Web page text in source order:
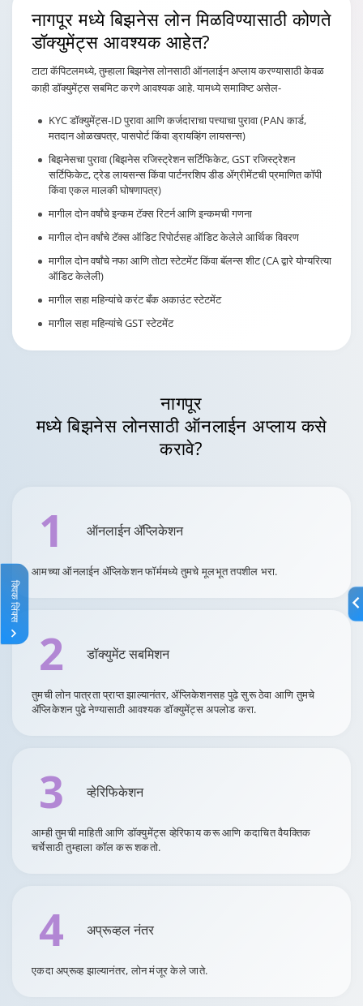
नागपूर मध्ये बिझनेस लोन मिळविण्यासाठी कोणते
डॉक्युमेंट्स आवश्यक आहेत?
टाटा कॅपिटलमध्ये, तुम्हाला बिझनेस लोनसाठी ऑनलाईन अप्लाय करण्यासाठी केवळ
काही डॉक्युमेंट्स सबमिट करणे आवश्यक आहे. यामध्ये समाविष्ट असेल-
KYC डॉक्युमेंट्स-ID पुरावा आणि कर्जदाराचा पत्त्याचा पुरावा (PAN कार्ड,
मतदान ओळखपत्र, पासपोर्ट किंवा ड्रायव्हिंग लायसन्स)
बिझनेसचा पुरावा (बिझनेस रजिस्ट्रेशन सर्टिफिकेट, GST रजिस्ट्रेशन
सर्टिफिकेट, ट्रेड लायसन्स किंवा पार्टनरशिप डीड ॲग्रीमेंटची प्रमाणित कॉपी
किंवा एकल मालकी घोषणापत्र)
मागील दोन वर्षांचे इन्कम टॅक्स रिटर्न आणि इन्कमची गणना
मागील दोन वर्षांचे टॅक्स ऑडिट रिपोर्टसह ऑडिट केलेले आर्थिक विवरण
मागील दोन वर्षांचे नफा आणि तोटा स्टेटमेंट किंवा बॅलन्स शीट (CA द्वारे योग्यरित्या
ऑडिट केलेली)
मागील सहा महिन्यांचे करंट बँक अकाउंट स्टेटमेंट
मागील सहा महिन्यांचे GST स्टेटमेंट
नागपूर
मध्ये बिझनेस लोनसाठी ऑनलाईन अप्लाय कसे
करावे?
1 ऑनलाईन ॲप्लिकेशन
आमच्या ऑनलाईन ॲप्लिकेशन फॉर्ममध्ये तुमचे मूलभूत तपशील भरा.
2 डॉक्युमेंट सबमिशन
तुमची लोन पात्रता प्राप्त झाल्यानंतर, ॲप्लिकेशनसह पुढे सुरू ठेवा आणि तुमचे
ॲप्लिकेशन पुढे नेण्यासाठी आवश्यक डॉक्युमेंट्स अपलोड करा.
3 व्हेरिफिकेशन
आम्ही तुमची माहिती आणि डॉक्युमेंट्स व्हेरिफाय करू आणि कदाचित वैयक्तिक
चर्चेसाठी तुम्हाला कॉल करू शकतो.
4 अप्रूव्हल नंतर
एकदा अप्रूव्ह झाल्यानंतर, लोन मंजूर केले जाते.
क्विक लिंक्स